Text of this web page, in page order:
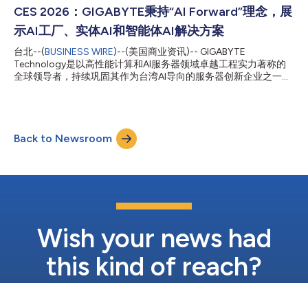
数据到人工智能价值：构建电信企业的人工智能工厂 电信向人工
智能转型的核心是人工智能工厂，从而将网络和用户数据转化为运
营智能及商业化人工智能服务。GIGABYTE通过GB300 NVL72平
台满足这一需求，这款液冷机架级平台在单一系统中集成了72颗
NVIDIA Blackwell Ultra GPU和36颗NVIDIA Grace™ CPU。GB300
NVL72通过NVIDIA Quantum-X800 InfiniBand或NVIDIA
Spectrum-X™以太网及NVIDIA ConnectX®-8 SuperNIC™进行连
CES 2026：GIGABYTE秉持“AI Forward”理念，展
示AI工厂、实体AI和智能体AI解决方案
台北--(BUSINESS WIRE)--(美国商业资讯)-- GIGABYTE
Technology是以高性能计算和AI服务器领域卓越工程实力著称的
全球领导者，持续巩固其作为台湾AI导向的服务器创新企业之一的
备的AI发展提供支持，同时通过全栈解决方案助力企业以更快速
度、更大规模和更高效率部署AI。 打造面向未来的AI工厂
GIGABYTE推出一站式AI数据中心解决方案GIGAPOD，该方案采用
POD Manager (GPM)软件，能够简化AI基础设施的设计、部署和验
G4L4 / G4L3直接液冷服务器，这些服务器支持Intel® Xeon® 6处
理器并基于NVIDIA HGX B300系统，同时兼容AMD EPYC™
Back to Newsroom
Wish your news had
this kind of reach?